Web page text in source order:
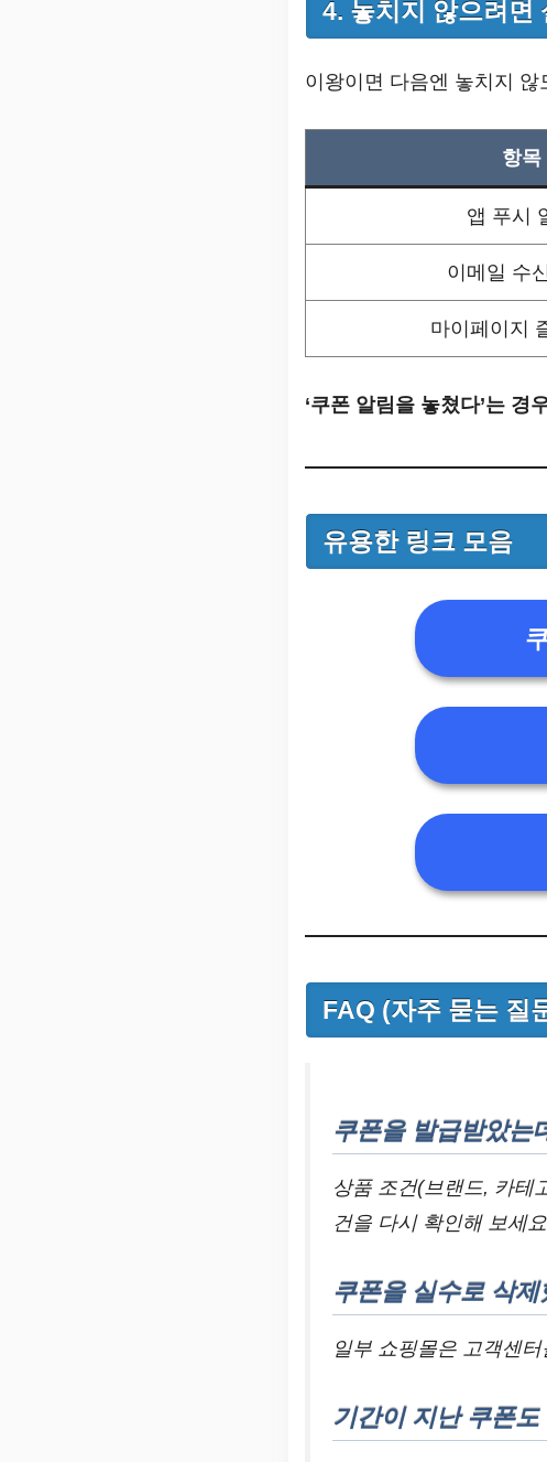
4. 놓치지 않으려면
이왕이면 다음엔 놓치지
항목
앱 푸시
이메일 수
마이페이지
‘쿠폰 알림을 놓쳤다’는
유용한 링크 모음
FAQ (자주 묻는 질
쿠폰을 발급받았는
상품 조건(브랜드, 카테
건을 다시 확인해 보세
쿠폰을 실수로 삭
일부 쇼핑몰은 고객센
기간이 지난 쿠폰